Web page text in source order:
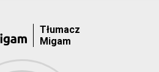
Tłumacz
Migam